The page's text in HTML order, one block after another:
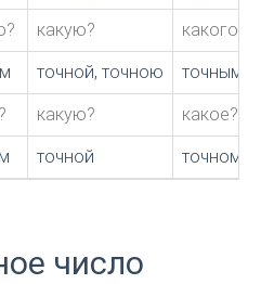
какую? какого?
точной, точною точным
какую? какое?
точной точном
число